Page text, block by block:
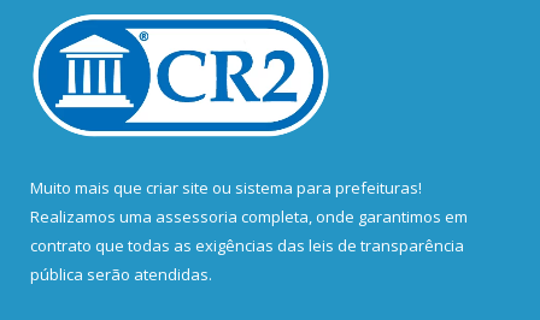
Muito mais que criar site ou sistema para prefeituras!
Realizamos uma assessoria completa, onde garantimos em
contrato que todas as exigências das leis de transparência
pública serão atendidas.